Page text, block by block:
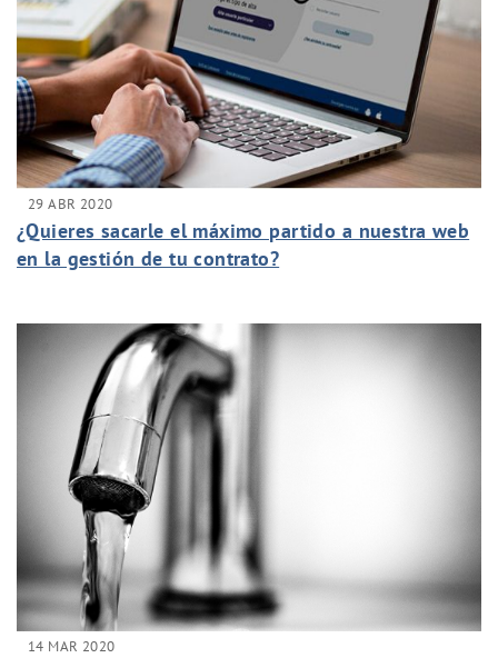
29 ABR 2020
¿Quieres sacarle el máximo partido a nuestra web
en la gestión de tu contrato?
14 MAR 2020